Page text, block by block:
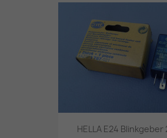
HELLA E24 Blinkgeber